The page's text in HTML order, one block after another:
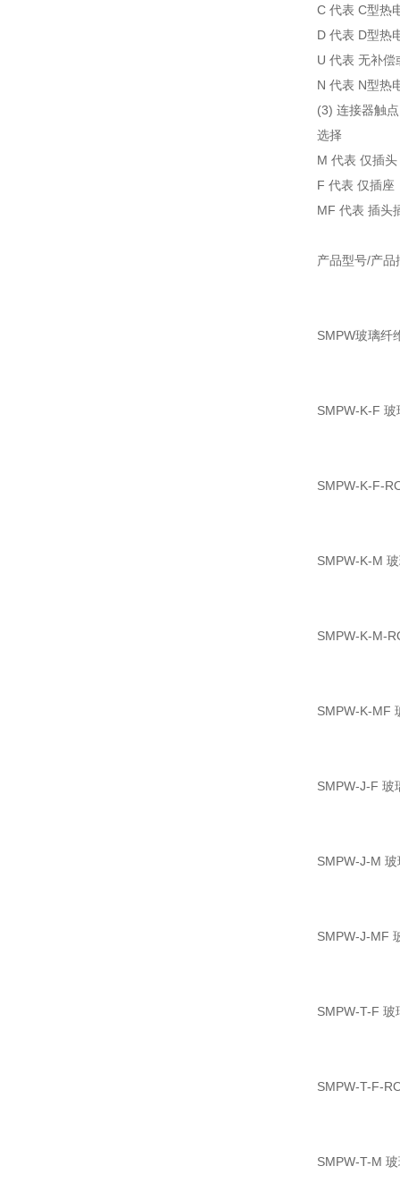
C 代表 C型热
D 代表 D型热
U 代表 无补偿
N 代表 N型热
(3) 连接器触点
选择
M 代表 仅插头
F 代表 仅插座
MF 代表 插头
产品型号/产品
SMPW玻璃纤
SMPW-K-F
SMPW-K-F-
SMPW-K-M
SMPW-K-M-
SMPW-K-MF
SMPW-J-F 玻
SMPW-J-M
SMPW-J-MF
SMPW-T-F
SMPW-T-F-
SMPW-T-M